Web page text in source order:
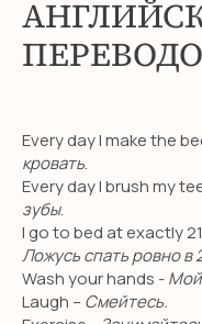
Every day I make the
кровать.
Every day I brush my
зубы.
I go to bed at exactly
Ложусь спать ровно в
Wash your hands -
Laugh –Смейтесь.
НЕТ
Оставьте заявку и
вами в течение
+7